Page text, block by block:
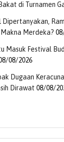
di Turnamen
Dipertanyakan,
Merdeka?
Masuk Festival
08/2026
Dugaan
Dirawat 08/08/